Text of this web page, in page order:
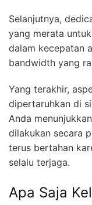
Selanjutnya,
yang merata
dalam kecepatan
bandwidth yang
Yang terakhir,
dipertaruhkan di
Anda
dilakukan secara
terus bertahan
selalu terjaga.
Apa Saja